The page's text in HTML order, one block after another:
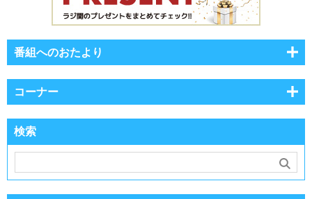
番組へのおたより
コーナー
検索